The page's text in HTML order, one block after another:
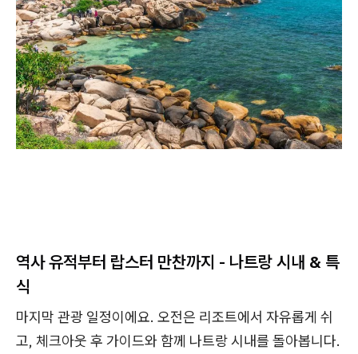
역사 유적부터 랍스터 만찬까지 - 나트랑 시내 & 특
식
마지막 관광 일정이에요. 오전은 리조트에서 자유롭게 쉬
고, 체크아웃 후 가이드와 함께 나트랑 시내를 돌아봅니다.